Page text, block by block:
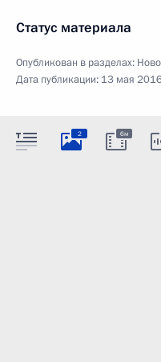
Статус материала
Опубликован в разделах:
Дата публикации: 13 мая
2 6м